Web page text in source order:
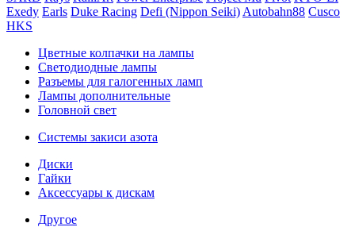
Exedy Earls Duke Racing Defi (Nippon Seiki) Autobahn88 Cusco
HKS
Цветные колпачки на лампы
Светодиодные лампы
Разъемы для галогенных ламп
Лампы дополнительные
Головной свет
Системы закиси азота
Диски
Гайки
Аксессуары к дискам
Другое